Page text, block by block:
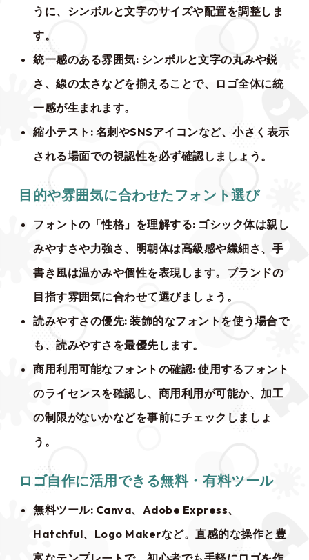
うに、シンボルと文字のサイズや配置を調整しま
す。
統一感のある雰囲気: シンボルと文字の丸みや鋭
さ、線の太さなどを揃えることで、ロゴ全体に統
一感が生まれます。
縮小テスト : 名刺やSNSアイコンなど、小さく表示
される場面での視認性を必ず確認しましょう。
目的や雰囲気に合わせたフォント選び
フォントの「性格」を理解する: ゴシック体は親し
みやすさや力強さ、明朝体は高級感や繊細さ、手
書き風は温かみや個性を表現します。ブランドの
目指す雰囲気に合わせて選びましょう。
読みやすさの優先: 装飾的なフォントを使う場合で
も、読みやすさを最優先します。
商用利用可能なフォントの確認: 使用するフォント
のライセンスを確認し、商用利用が可能か、加工
の制限がないかなどを事前にチェックしましょ
う。
ロゴ自作に活用できる無料・有料ツール
無料ツール: Canva、Adobe Express、
Hatchful、Logo Makerなど。直感的な操作と豊